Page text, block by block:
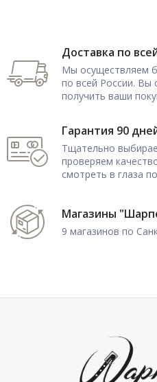
Доставка по
Мы осуществляем
по всей России. Вы
получить ваши
Гарантия 90
Тщательно
проверяем
смотреть в глаза
Магазины
9 магазинов по